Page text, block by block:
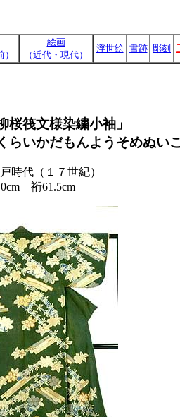
絵画
（近代・現代）
浮世絵 書跡 彫刻
桜筏文様染繍小袖」
らいかだもんようそめぬい
代（１７世紀）
裄61.5cm